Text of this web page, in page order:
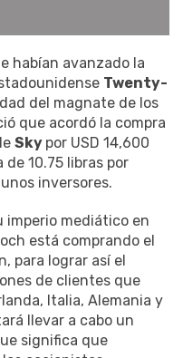
habían avanzado la
Twenty-
del magnate de los
que acordó la compra
Sky por USD 14,600
10.75 libras por
inversores.
imperio mediático en
está comprando el
para lograr así el
de clientes que
Italia, Alemania y
llevar a cabo un
significa que